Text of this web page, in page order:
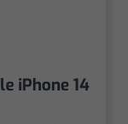
iPhone 14